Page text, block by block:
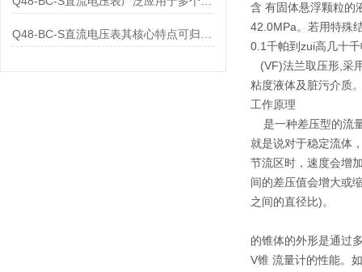
含 有固体悬浮颗粒的
42.0MPa。若用特殊
0.1千帕到zui高几十
(VF)法兰取压形,采
粘度液体及脏污介质
工作原理
是一种差压型的流
就是说对于稳定流体
节流区时，速度会增
间的差压值会增大或
之间的直径比)。
的锥体的外形是通过
V锥 流量计的性能。